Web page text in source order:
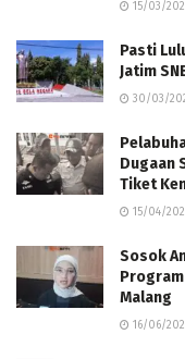
15/03/
Pasti
Jatim
30/03/
Dugaan
Tiket
15/04/
Sosok
Malang
16/06/